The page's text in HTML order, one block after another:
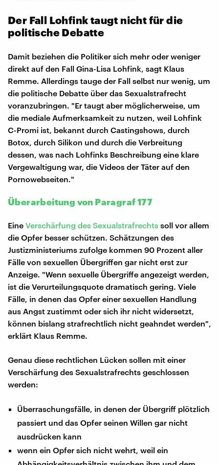
Der Fall Lohfink taugt nicht für die
politische Debatte
Damit beziehen die Politiker sich mehr oder weniger
direkt auf den Fall Gina-Lisa Lohfink, sagt Klaus
Remme. Allerdings tauge der Fall selbst nur wenig, um
die politische Debatte über das Sexualstrafrecht
voranzubringen. "Er taugt aber möglicherweise, um
die mediale Aufmerksamkeit zu nutzen, weil Lohfink
C-Promi ist, bekannt durch Castingshows, durch
Botox, durch Silikon und durch die Verbreitung
dessen, was nach Lohfinks Beschreibung eine klare
Vergewaltigung war, die Videos der Täter auf den
Pornowebseiten."
Überarbeitung von Paragraf 177
Eine Verschärfung des Sexualstrafrechts soll vor allem
die Opfer besser schützen. Schätzungen des
Justizministeriums zufolge kommen 90 Prozent aller
Fälle von sexuellen Übergriffen gar nicht erst zur
Anzeige. "Wenn sexuelle Übergriffe angezeigt werden,
ist die Verurteilungsquote dramatisch gering. Viele
Fälle, in denen das Opfer einer sexuellen Handlung
aus Angst zustimmt oder sich ihr nicht widersetzt,
können bislang strafrechtlich nicht geahndet werden",
erklärt Klaus Remme.
Genau diese rechtlichen Lücken sollen mit einer
Verschärfung des Sexualstrafrechts geschlossen
werden:
Überraschungsfälle, in denen der Übergriff plötzlich
passiert und das Opfer seinen Willen gar nicht
ausdrücken kann
wenn ein Opfer sich nicht wehrt, weil ein